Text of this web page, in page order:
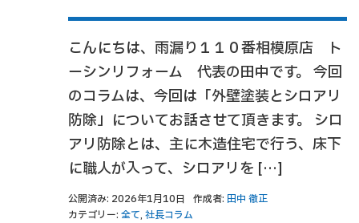
こんにちは、雨漏り１１０番相模原店 ト
ーシンリフォーム 代表の田中です。 今回
のコラムは、今回は「外壁塗装とシロアリ
防除」についてお話させて頂きます。 シロ
アリ防除とは、主に木造住宅で行う、床下
に職人が入って、シロアリを […]
公開済み: 2026年1月10日 作成者: 田中 徹正
カテゴリー: 全て, 社長コラム